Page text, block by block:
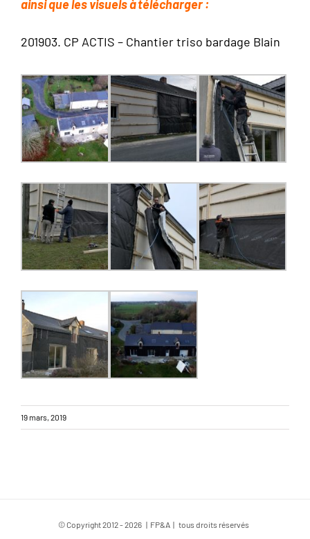
ainsi que les visuels à télécharger :
201903. CP ACTIS – Chantier triso bardage Blain
19 mars, 2019
© Copyright 2012 -2026 | FP&A | tous droits réservés